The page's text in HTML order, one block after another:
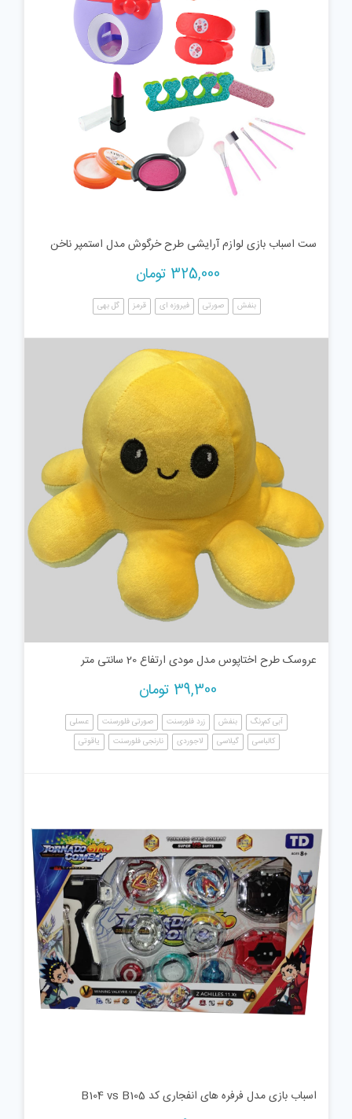
ست اسباب بازی لوازم آرایشی طرح خرگوش مدل استمپر ناخن
325,000 تومان
بنفش صورتی فیروزه ای قرمز گل بهی
عروسک طرح اختاپوس مدل مودی ارتفاع 20 سانتی متر
39,300 تومان
آبی کم‌رنگ بنفش زرد فلورسنت صورتی فلورسنت
عسلی
کالباسی
گیلاسی لاجوردی نارنجی فلورسنت یاقوتی
اسباب بازی مدل فرفره های انفجاری کد B104 vs B105